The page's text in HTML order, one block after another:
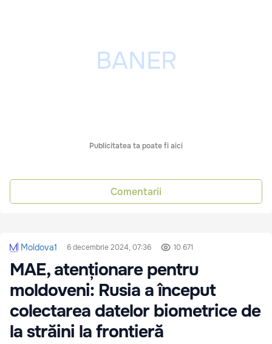
Publicitatea ta poate fi aici
Comentarii
Moldova1 6 decembrie 2024, 07:36 10 671
MAE, atenționare pentru
moldoveni: Rusia a început
colectarea datelor biometrice de
la străini la frontieră